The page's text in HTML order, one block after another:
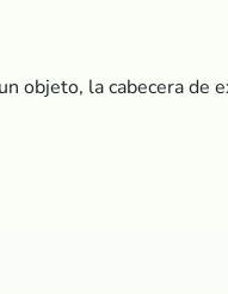
objeto, la cabecera